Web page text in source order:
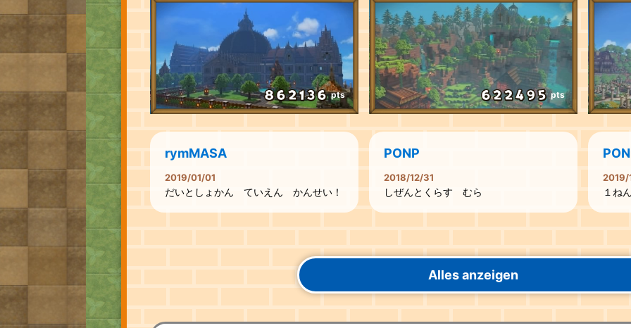
pts
rymMASA
2019/01/01
だいとしょかん ていえん かんせい！
pts
PONP
2018/12/31
しぜんとくらす むら
2019/
１ね
Alles anzeigen